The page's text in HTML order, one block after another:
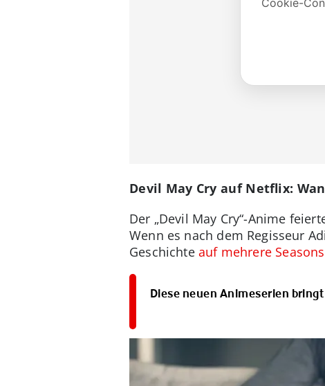
Devil May Cry auf Netflix:
Der „Devil May Cry“-Anime
Wenn es nach dem Regisseur
Geschichte auf mehrere
Diese neuen Animeserien